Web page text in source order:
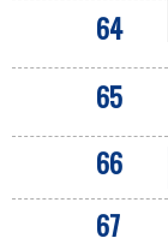
64
65
66
67